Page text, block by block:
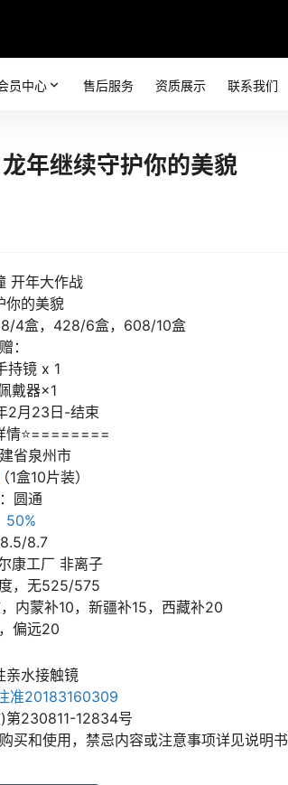
员中心 售后服务 资质展示 联系我们
年继续守护你的美貌
开年大作战
你的美貌
4盒，428/6盒，608/10盒
：
持镜 x 1
戴器×1
2月23日-结束
情⭐========
省泉州市
（1盒10片装）
圆通
50%
8.7
康工厂 非离子
，无525/575
内蒙补10，新疆补15，西藏补20
偏远20
亲水接触镜
准20183160309
第230811-12834号
买和使用，禁忌内容或注意事项详见说明书